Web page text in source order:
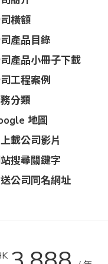
橫額
產品目錄
產品小冊子下載
工程案例
分類
地圖
載公司影片
搜尋關鍵字
公司同名網址